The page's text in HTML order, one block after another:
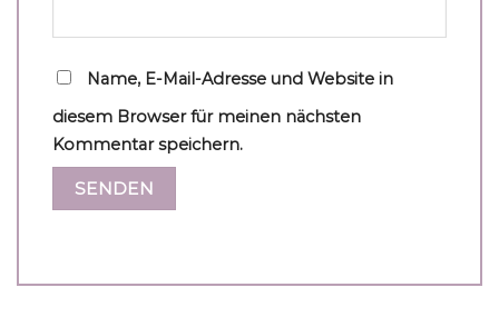
Name, E-Mail-Adresse und Website in
diesem Browser für meinen nächsten
Kommentar speichern.